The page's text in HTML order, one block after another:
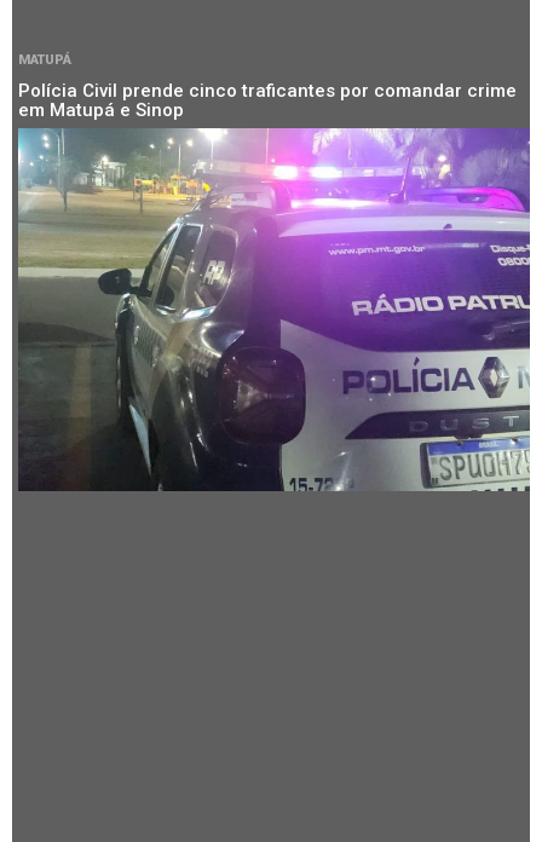
MATUPÁ
Polícia Civil prende cinco traficantes por comandar crime
em Matupá e Sinop